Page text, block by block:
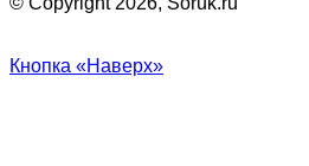
Кнопка «Наверх»